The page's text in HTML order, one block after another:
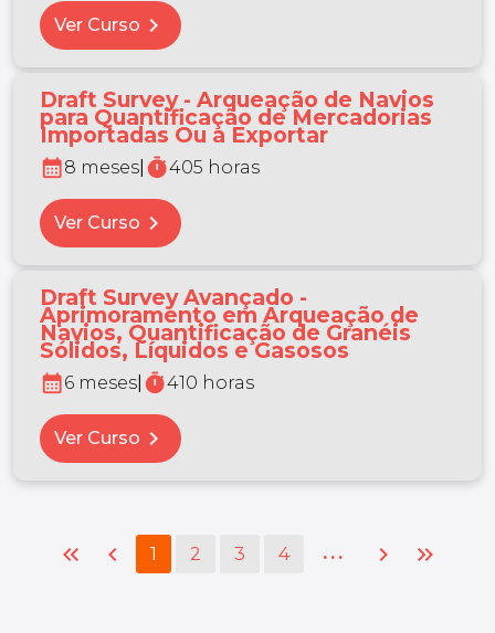
Ver Curso chevron_right
Draft Survey - Arqueação de Navios
para Quantificação de Mercadorias
Importadas Ou a Exportar
calendar_month8 meses timer405 horas
Ver Curso chevron_right
Draft Survey Avançado -
Aprimoramento em Arqueação de
Navios, Quantificação de Granéis
Sólidos, Líquidos e Gasosos
calendar_month6 meses timer410 horas
Ver Curso chevron_right
keyboard_double_arrow_left chevron_left 1 2 3 4 ... chevron_right keyboard_double_arrow_right